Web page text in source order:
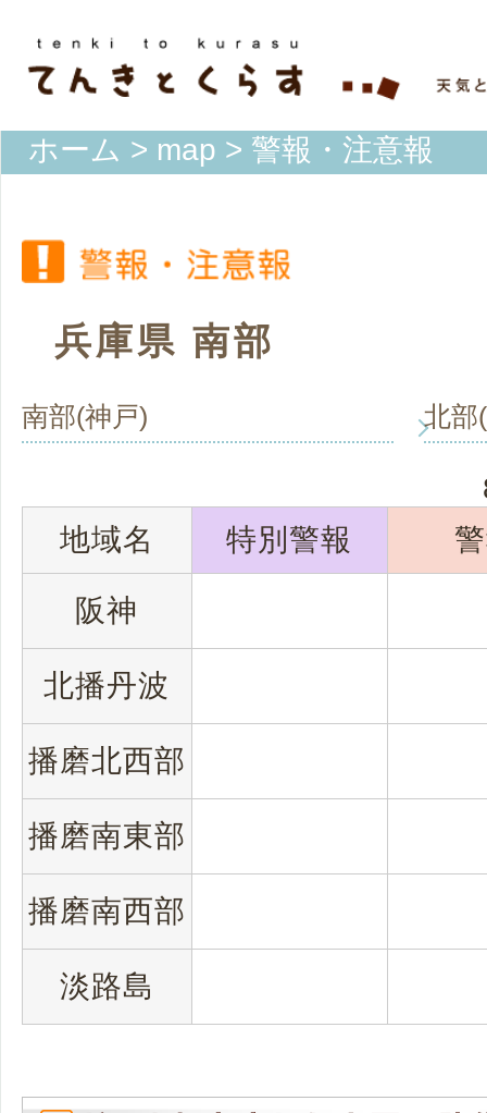
ホーム > map > 警報・注意報
兵庫県 南部
南部(神戸) 北部
地域名
特別警報
阪神
北播丹波
播磨北西部
播磨南東部
播磨南西部
淡路島